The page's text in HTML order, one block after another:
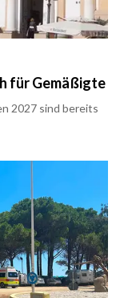
für Gemäßigte
2027 sind bereits